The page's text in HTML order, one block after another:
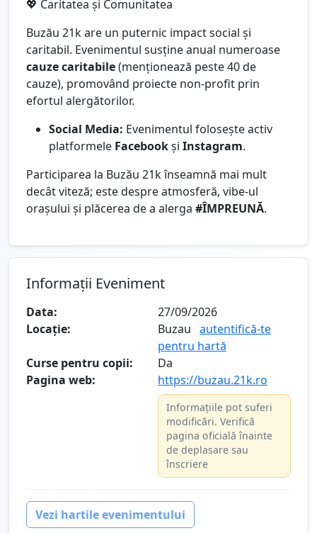
💖 Caritatea și Comunitatea
Buzău 21k are un puternic impact social și
caritabil. Evenimentul susține anual numeroase
cauze caritabile(menționează peste 40 de
cauze), promovând proiecte non-profit prin
efortul alergătorilor.
Social Media: Evenimentul folosește activ
platformele Facebookși Instagram.
Participarea la Buzău 21k înseamnă mai mult
decât viteză; este despre atmosferă, vibe-ul
orașului și plăcerea de a alerga #ÎMPREUNĂ.
Informații Eveniment
Data:
27/09/2026
Locație:
Buzau autentifică-te
pentru hartă
Curse pentru copii:
Da
Pagina web:
https://buzau.21k.ro
Informațiile pot suferi
modificări. Verifică
pagina oficială înainte
de deplasare sau
înscriere
Vezi hartile evenimentului